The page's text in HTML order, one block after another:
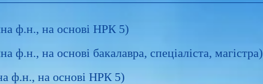
ф.н., на основі НРК 5)
ф.н., на основі бакалавра, спеціаліста, магістра)
ф.н., на основі НРК 5)